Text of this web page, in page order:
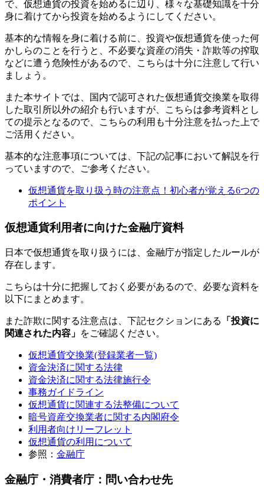
で、仮想通貨の投資を始めるに辺り、様々な基礎知識を十分
身に着けてから投資を始めるようにしてください。
基本的な情報を身に着ける前に、投資や仮想通貨を使った何
かしらのことを行うと、不必要な資産の消失・詐欺等の搾取
などに遭う危険性があるので、こちらは十分に注意して行い
ましょう。
また本サイトでは、国内で認可された仮想通貨交換業を取得
した取引所以外の紹介も行いますが、こちらは参考資料とし
ての提示となるので、こちらの利用も十分注意を払った上で
ご活用ください。
基本的な注意事項については、下記の記事において解説を行
っていますので、ご参考ください。
仮想通貨を取り扱う時の注意点！初心者が覚える6つの
ポイント
仮想通貨利用者に向けた金融庁資料
日本で仮想通貨を取り扱うには、金融庁が指定したルールが
存在します。
こちらは十分に把握しておく必要があるので、必要な資料を
以下にまとめます。
また詐欺に関する注意点は、下記セクションにある
「投資に
関連された内容」 をご確認ください。
仮想通貨交換業(登録業者一覧)
資金決済に関する法律
資金決済に関する法律施行令
事務ガイドライン
仮想通貨に関連する法整備について
暗号資産交換業者に関する内閣府令
利用者向けリーフレット
仮想通貨の利用について
参照： 金融庁
金融庁・消費者庁：問い合わせ先